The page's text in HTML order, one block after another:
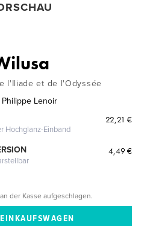
l'Iliade et de l'Odyssée
Philippe Lenoir
Hochglanz-Einband
22,21 €
4,49 €
der Kasse aufgeschlagen.